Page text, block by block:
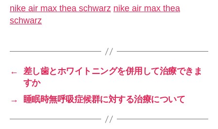
nike air max thea schwarz nike air max thea
schwarz
←
差し歯とホワイトニングを併用して治療できま
すか
→
睡眠時無呼吸症候群に対する治療について